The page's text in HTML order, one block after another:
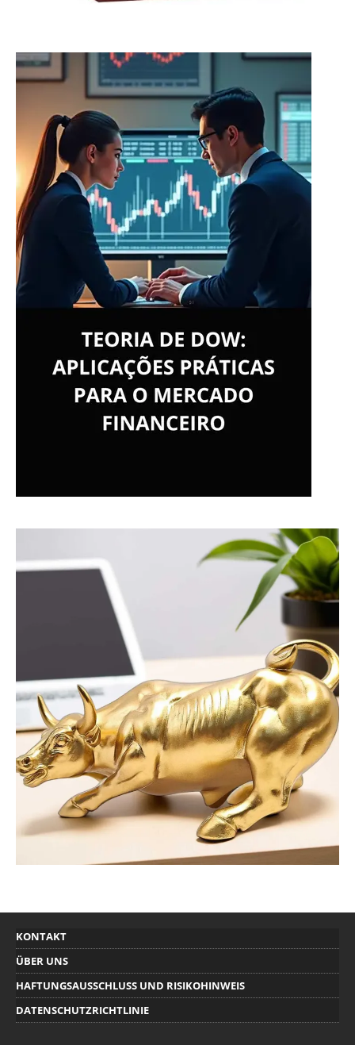
KONTAKT
ÜBER UNS
HAFTUNGSAUSSCHLUSS UND RISIKOHINWEIS
DATENSCHUTZRICHTLINIE